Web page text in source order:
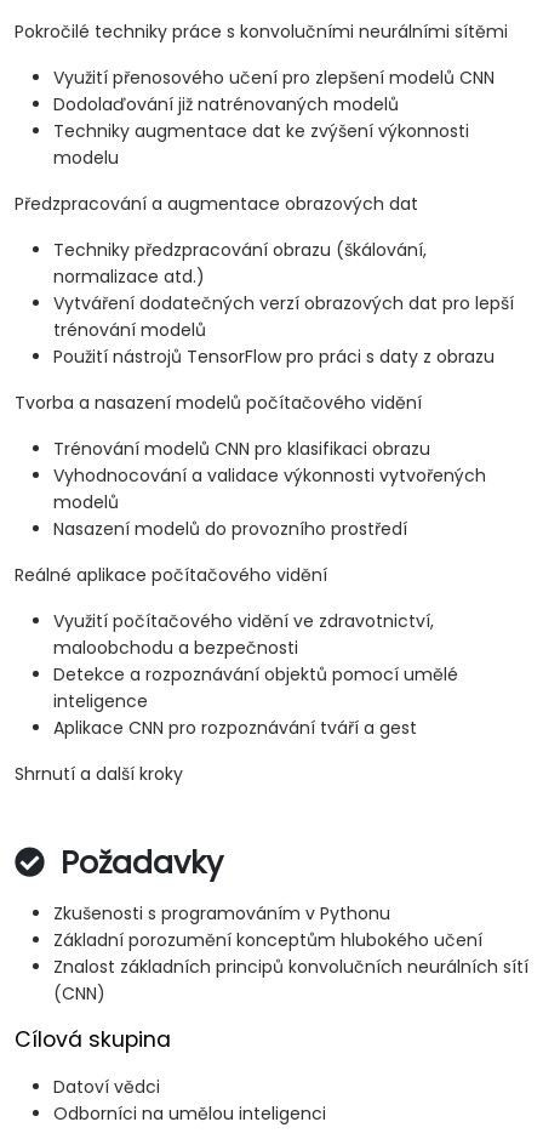
Pokročilé techniky práce s konvolučními neurálními sítěmi
Využití přenosového učení pro zlepšení modelů CNN
Dodolaďování již natrénovaných modelů
Techniky augmentace dat ke zvýšení výkonnosti
modelu
Předzpracování a augmentace obrazových dat
Techniky předzpracování obrazu (škálování,
normalizace atd.)
Vytváření dodatečných verzí obrazových dat pro lepší
trénování modelů
Použití nástrojů TensorFlow pro práci s daty z obrazu
Tvorba a nasazení modelů počítačového vidění
Trénování modelů CNN pro klasifikaci obrazu
Vyhodnocování a validace výkonnosti vytvořených
modelů
Nasazení modelů do provozního prostředí
Reálné aplikace počítačového vidění
Využití počítačového vidění ve zdravotnictví,
maloobchodu a bezpečnosti
Detekce a rozpoznávání objektů pomocí umělé
inteligence
Aplikace CNN pro rozpoznávání tváří a gest
Shrnutí a další kroky
Požadavky
Zkušenosti s programováním v Pythonu
Základní porozumění konceptům hlubokého učení
Znalost základních principů konvolučních neurálních sítí
(CNN)
Cílová skupina
Datoví vědci
Odborníci na umělou inteligenci